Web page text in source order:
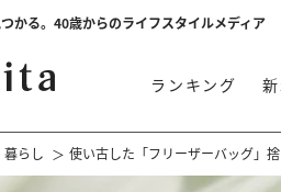
つかる。40歳からのライフスタイルメディア
ランキング
暮らし 使い古した「フリーザーバッグ」